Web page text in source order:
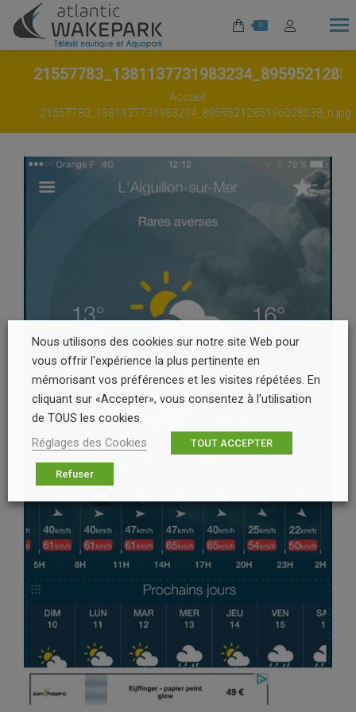
0
Accueil
21557783_1381137731983234_8959521285196028538_n.jpg
Nous utilisons des cookies sur notre site Web pour
vous offrir l'expérience la plus pertinente en
mémorisant vos préférences et les visites répétées. En
cliquant sur «Accepter», vous consentez à l'utilisation
de TOUS les cookies.
Réglages des Cookies
TOUT ACCEPTER
Refuser